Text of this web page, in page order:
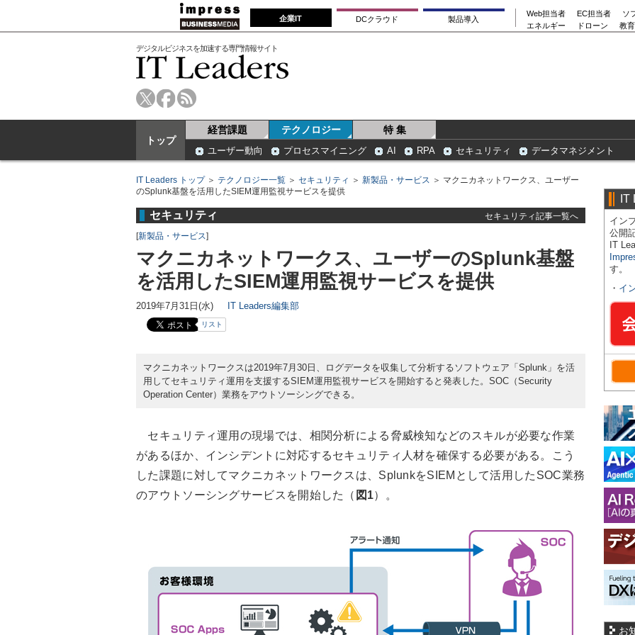
企業IT DCクラウド 製品導入
Web担当者 EC担当者
ソ
エネルギー
ドローン 教
デジタルビジネスを加速する専門情報サイト
トップ
経営課題 テクノロジー 特 集
ユーザー動向 プロセスマイニング AI RPA セキュリティ データマネジメント
IT Leaders トップ＞ テクノロジー一覧 ＞ セキュリティ ＞ 新製品・サービス ＞ マクニカネットワークス、ユーザー
のSplunk基盤を活用したSIEM運用監視サービスを提供
セキュリティ
セキュリティ記事一覧へ
[新製品・サービス]
マクニカネットワークス、ユーザーのSplunk基盤
を活用したSIEM運用監視サービスを提供
2019年7月31日(水) IT Leaders編集部
リスト
マクニカネットワークスは2019年7月30日、ログデータを収集して分析するソフトウェア「Splunk」を活
用してセキュリティ運用を支援するSIEM運用監視サービスを開始すると発表した。SOC（Security
Operation Center）業務をアウトソーシングできる。
セキュリティ運用の現場では、相関分析による脅威検知などのスキルが必要な作業
があるほか、インシデントに対応するセキュリティ人材を確保する必要がある。こう
した課題に対してマクニカネットワークスは、SplunkをSIEMとして活用したSOC業務
のアウトソーシングサービスを開始した（ 図1）。
IT
イン
公開
IT
す。
・ イ
お